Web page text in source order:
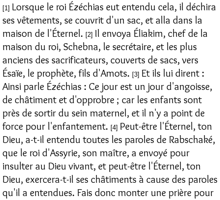
[1] Lorsque le roi Ézéchias eut entendu cela, il déchira
ses vêtements, se couvrit d'un sac, et alla dans la
maison de l'Éternel. [2] Il envoya Éliakim, chef de la
maison du roi, Schebna, le secrétaire, et les plus
anciens des sacrificateurs, couverts de sacs, vers
Ésaïe, le prophète, fils d'Amots. [3] Et ils lui dirent :
Ainsi parle Ézéchias : Ce jour est un jour d'angoisse,
de châtiment et d'opprobre ; car les enfants sont
près de sortir du sein maternel, et il n'y a point de
force pour l'enfantement. [4] Peut-être l'Éternel, ton
Dieu, a-t-il entendu toutes les paroles de Rabschaké,
que le roi d'Assyrie, son maître, a envoyé pour
insulter au Dieu vivant, et peut-être l'Éternel, ton
Dieu, exercera-t-il ses châtiments à cause des paroles
qu'il a entendues. Fais donc monter une prière pour